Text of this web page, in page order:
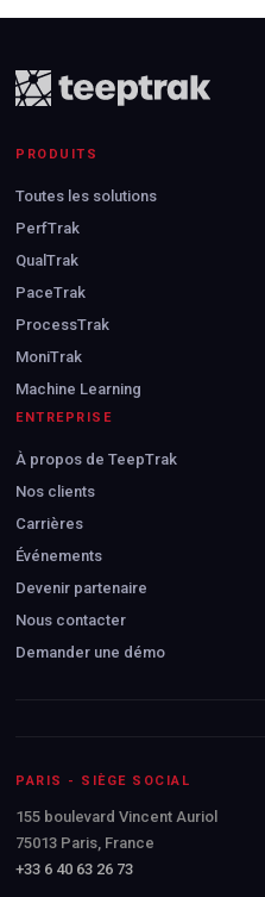
PRODUITS
Toutes les solutions
PerfTrak
QualTrak
PaceTrak
ProcessTrak
MoniTrak
Machine Learning
ENTREPRISE
À propos de TeepTrak
Nos clients
Carrières
Événements
Devenir partenaire
Nous contacter
Demander une démo
PARIS - SIÈGE SOCIAL
155 boulevard Vincent Auriol
75013 Paris, France
+33 6 40 63 26 73